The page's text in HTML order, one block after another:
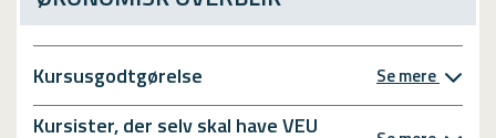
Kursusgodtgørelse Se mere
Kursister, der selv skal have VEU